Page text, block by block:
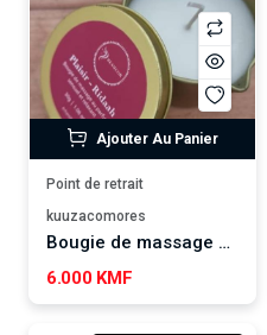
Ajouter Au Panier
Point de retrait
kuuzacomores
Bougie de massage Plaisir - Ridaah
6.000 KMF